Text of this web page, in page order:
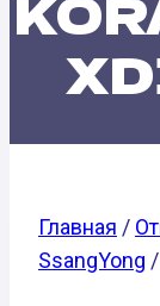
Главная /
SsangYong /